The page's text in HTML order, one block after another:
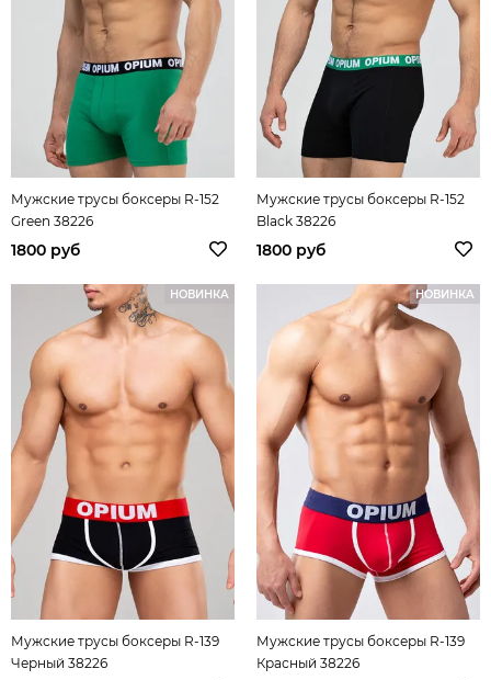
Мужские трусы боксеры R-152
Green 38226
1800 руб
Мужские трусы боксеры R-152
Black 38226
1800 руб
НОВИНКА
Мужские трусы боксеры R-139
Черный 38226
НОВИНКА
Мужские трусы боксеры R-139
Красный 38226